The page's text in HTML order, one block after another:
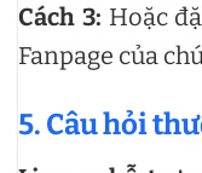
Cách 3: Hoặc
Fanpage của
5. Câu hỏi